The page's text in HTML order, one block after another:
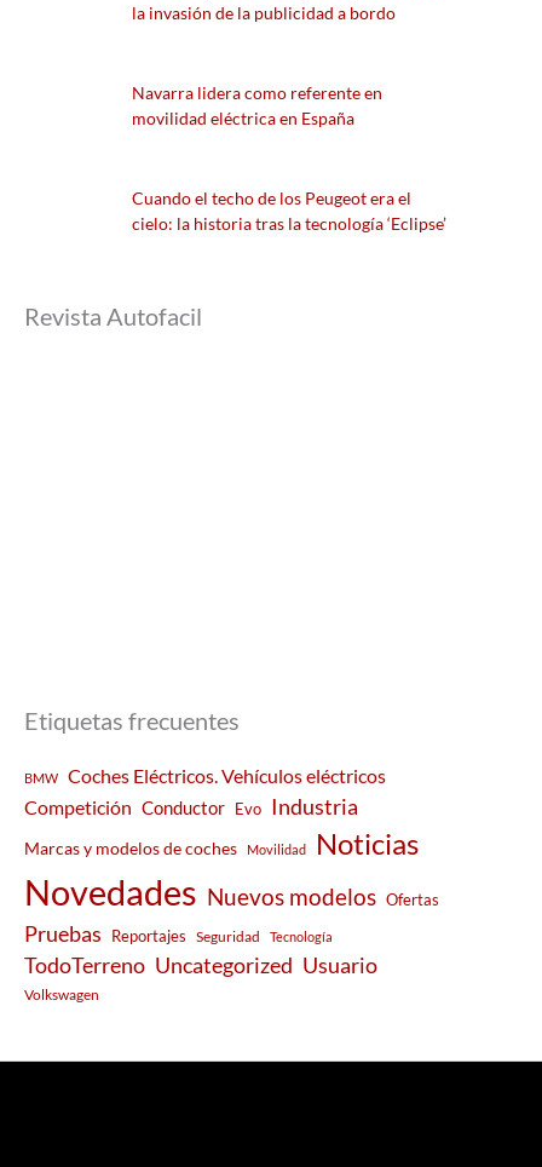
la invasión de la publicidad a bordo
Navarra lidera como referente en
movilidad eléctrica en España
Cuando el techo de los Peugeot era el
cielo: la historia tras la tecnología ‘Eclipse’
Revista Autofacil
Etiquetas frecuentes
BMW
Coches Eléctricos. Vehículos eléctricos
Competición Conductor Evo Industria
Marcas y modelos de coches Movilidad Noticias
Novedades Nuevos modelos Ofertas
Pruebas Reportajes Seguridad Tecnología
TodoTerreno Uncategorized Usuario
Volkswagen